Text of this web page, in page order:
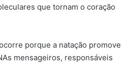
que tornam o coração
porque a natação promove
mensageiros, responsáveis